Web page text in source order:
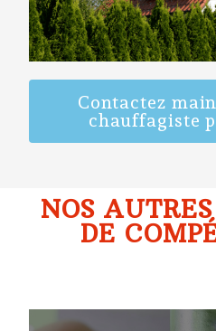
Contactez
chauffagiste
NOS
DE